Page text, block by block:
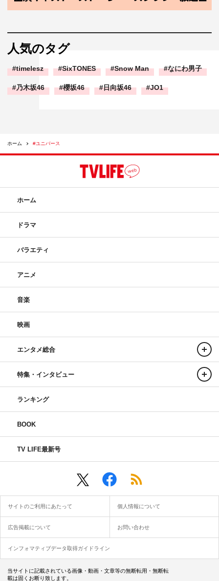
人気のタグ
timelesz SixTONES Snow Man なにわ男子
乃木坂46 櫻坂46 日向坂46 JO1
ホーム #ユニバース
ホーム
ドラマ
バラエティ
アニメ
音楽
映画
エンタメ総合
特集・インタビュー
ランキング
BOOK
TV LIFE最新号
サイトのご利用にあたって 個人情報について
広告掲載について お問い合わせ
インフォマティブデータ取得ガイドライン
当サイトに記載されている画像・動画・文章等の無断転用・無断転
載は固くお断り致します。